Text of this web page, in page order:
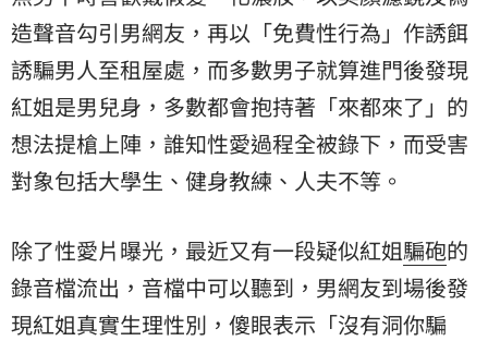
造聲音勾引男網友，再以「免費性行為」作誘餌
誘騙男人至租屋處，而多數男子就算進門後發現
紅姐是男兒身，多數都會抱持著「來都來了」的
想法提槍上陣，誰知性愛過程全被錄下，而受害
對象包括大學生、健身教練、人夫不等。
除了性愛片曝光，最近又有一段疑似紅姐騙砲的
錄音檔流出，音檔中可以聽到，男網友到場後發
現紅姐真實生理性別，傻眼表示「沒有洞你騙